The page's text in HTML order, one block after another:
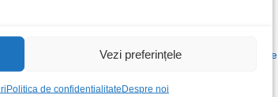
Vezi preferințele
Politica de confidentialitateDespre noi
Traf 2x12Vac 0.2A 2.4VA tole